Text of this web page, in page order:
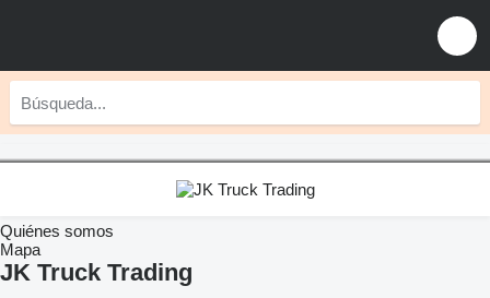
Quiénes somos
Mapa
JK Truck Trading